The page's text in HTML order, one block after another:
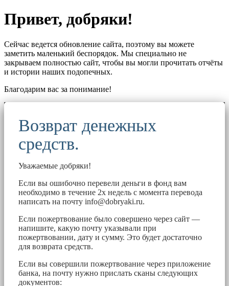
Привет, добряки!
Сейчас ведется обновление сайта, поэтому вы можете
заметить маленький беспорядок. Мы специально не
закрываем полностью сайт, чтобы вы могли прочитать отчёты
и истории наших подопечных.
Благодарим вас за понимание!
Возврат денежных
средств.
Уважаемые добряки!
Если вы ошибочно перевели деньги в фонд вам
необходимо в течение 2х недель с момента перевода
написать на почту info@dobryaki.ru.
Если пожертвование было совершено через сайт —
напишите, какую почту указывали при
пожертвовании, дату и сумму. Это будет достаточно
для возврата средств.
Если вы совершили пожертвование через приложение
банка, на почту нужно прислать сканы следующих
документов: